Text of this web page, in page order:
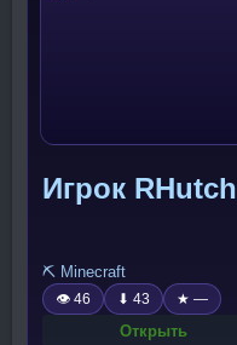
Игрок RHutch
⛏️ Minecraft
👁 46 ⬇ 43 ★ —
Открыть